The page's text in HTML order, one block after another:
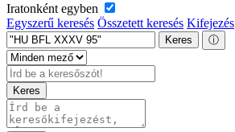
Iratonként egyben
Egyszerű keresés Összetett keresés Kifejezés
Keres ⓘ
Keres